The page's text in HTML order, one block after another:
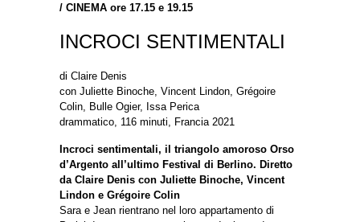
/ CINEMA ore 17.15 e 19.15
INCROCI SENTIMENTALI
di Claire Denis
con Juliette Binoche, Vincent Lindon, Grégoire
Colin, Bulle Ogier, Issa Perica
drammatico, 116 minuti, Francia 2021
Incroci sentimentali, il triangolo amoroso Orso
d’Argento all’ultimo Festival di Berlino. Diretto
da Claire Denis con Juliette Binoche, Vincent
Lindon e Grégoire Colin
Sara e Jean rientrano nel loro appartamento di